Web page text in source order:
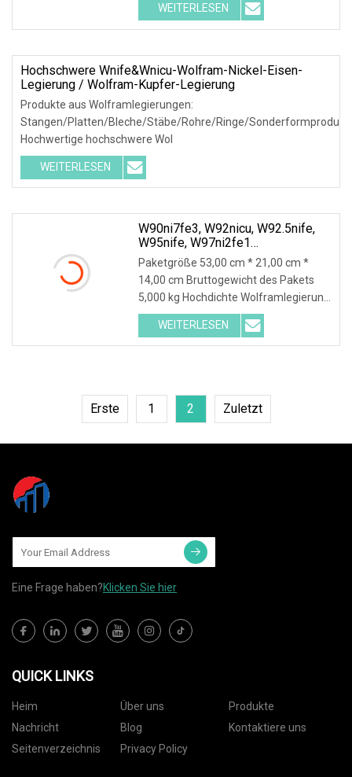
WEITERLESEN
Hochschwere Wnife&Wnicu-Wolfram-Nickel-Eisen-
Legierung / Wolfram-Kupfer-Legierung
Produkte aus Wolframlegierungen:
Stangen/Platten/Bleche/Stäbe/Rohre/Ringe/
Hochwertige hochschwere Wol
WEITERLESEN
W90ni7fe3, W92nicu, W92.5nife,
W95nife, W97ni2fe1
Blech/Platte/Stab/Rohr
Wolframhochschwere Legierung
Wnicu
Paketgröße 53,00 cm * 21,00 cm *
14,00 cm Bruttogewicht des Pakets
5,000 kg Hochdichte Wolframlegierung
WNiCu WNiFe für
WEITERLESEN
Erste 1 2 Zuletzt
Eine Frage haben?Klicken Sie hier
QUICK LINKS
Heim Über uns
Produkte
Nachricht
Blog
Kontaktiere uns
Seitenverzeichnis
Privacy Policy